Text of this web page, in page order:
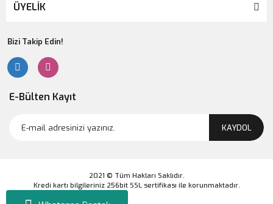
ÜYELİK
Bizi Takip Edin!
E-Bülten Kayıt
KAYDOL
2021 © Tüm Hakları Saklıdır.
Kredi kartı bilgileriniz 256bit SSL sertifikası ile korunmaktadır.